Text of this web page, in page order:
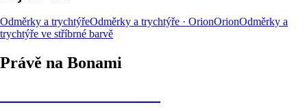
Odměrky a trychtýřeOdměrky a trychtýře · OrionOrionOdměrky a
trychtýře ve stříbrné barvě
Právě na Bonami